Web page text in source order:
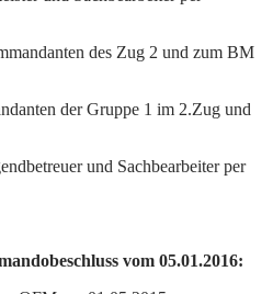
des Zug 2 und zum BM
der Gruppe 1 im 2.Zug und
und Sachbearbeiter per
vom 05.01.2016: